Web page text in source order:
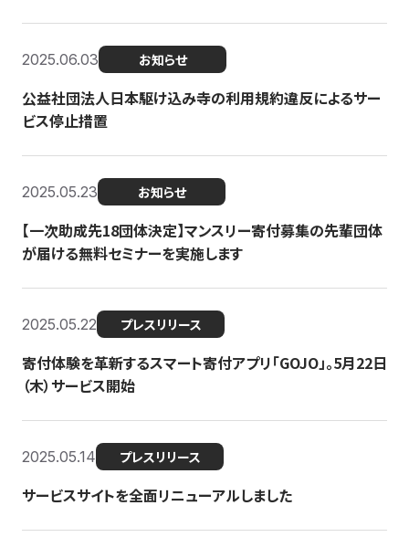
2025.06.03 お知らせ
公益社団法人日本駆け込み寺の利用規約違反によるサー
ビス停止措置
2025.05.23 お知らせ
【一次助成先18団体決定】マンスリー寄付募集の先輩団体
が届ける無料セミナーを実施します
2025.05.22 プレスリリース
寄付体験を革新するスマート寄付アプリ「GOJO」。5月22日
（木）サービス開始
2025.05.14 プレスリリース
サービスサイトを全面リニューアルしました